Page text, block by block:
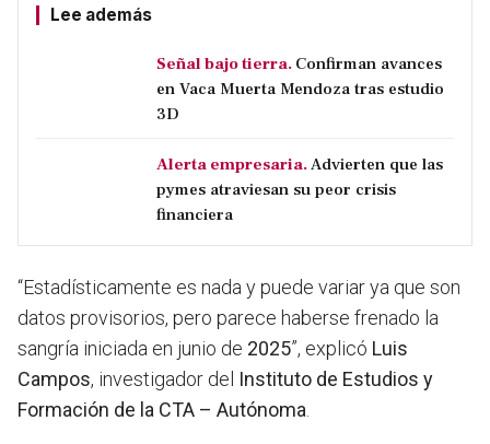
Lee además
Señal bajo tierra. Confirman avances
en Vaca Muerta Mendoza tras estudio
3D
Alerta empresaria.Advierten que las
pymes atraviesan su peor crisis
financiera
“Estadísticamente es nada y puede variar ya que son
datos provisorios, pero parece haberse frenado la
sangría iniciada en junio de 2025”, explicó Luis
Campos, investigador del Instituto de Estudios y
Formación de la CTA – Autónoma